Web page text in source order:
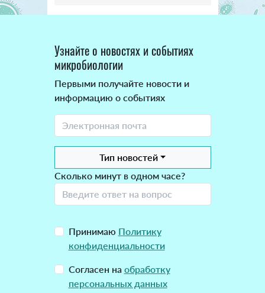
Узнайте о новостях и событиях
микробиологии
Первыми получайте новости и
информацию о событиях
Тип новостей
Сколько минут в одном часе?
Принимаю Политику
конфиденциальности
Согласен на обработку
персональных данных